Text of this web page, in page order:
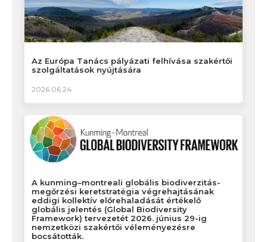
Az Európa Tanács pályázati felhívása szakértői
szolgáltatások nyújtására
2026.06.24.
A kunming–montreali globális biodiverzitás-
megőrzési keretstratégia végrehajtásának
eddigi kollektív előrehaladását értékelő
globális jelentés (Global Biodiversity
Framework) tervezetét 2026. június 29-ig
nemzetközi szakértői véleményezésre
bocsátották.